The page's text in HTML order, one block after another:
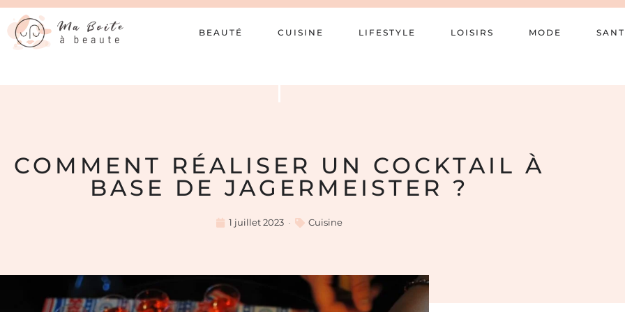
BEAUTÉ CUISINE LIFESTYLE LOISIRS MODE
COMMENT RÉALISER UN COCKTAIL À
BASE DE JAGERMEISTER ?
1 juillet 2023 Cuisine